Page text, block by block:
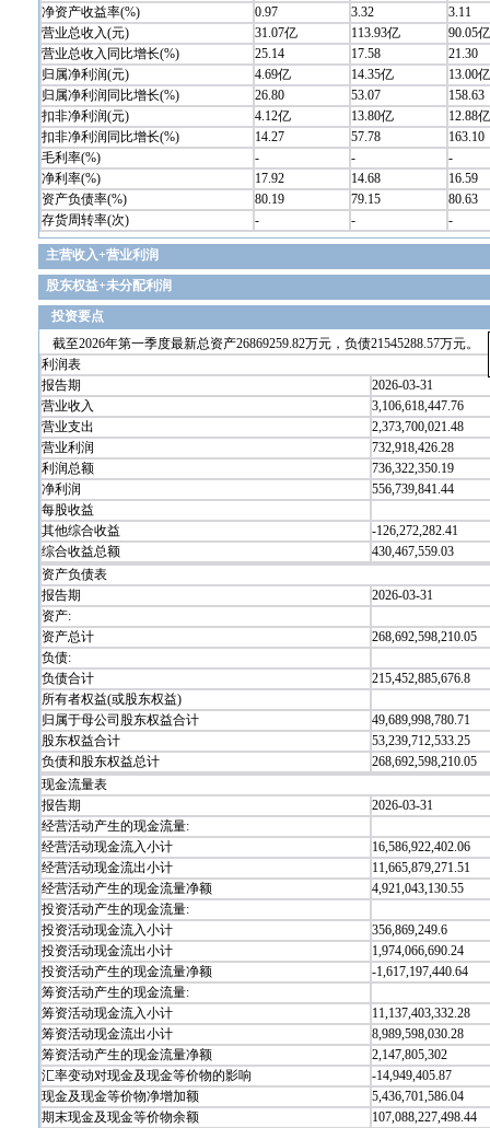
净资产收益率(%)
0.97 3.32
3.11
营业总收入(元)
31.07亿 113.93亿
90.05亿
营业总收入同比增长(%)
25.14 17.58
21.30
归属净利润(元)
4.69亿 14.35亿
13.00亿
归属净利润同比增长(%)
26.80 53.07
158.63
扣非净利润(元)
4.12亿 13.80亿
12.88亿
扣非净利润同比增长(%)
14.27 57.78
163.10
毛利率(%)
- -
-
净利率(%)
17.92 14.68
16.59
资产负债率(%)
80.19 79.15
80.63
存货周转率(次)
- - -
主营收入+营业利润
股东权益+未分配利润
投资要点
截至2026年第一季度最新总资产26869259.82万元，负债21545288.57万元。
利润表
报告期
2026-03-31
营业收入
3,106,618,447.76
营业支出
2,373,700,021.48
营业利润
732,918,426.28
利润总额
736,322,350.19
净利润
556,739,841.44
每股收益
其他综合收益
-126,272,282.41
综合收益总额
430,467,559.03
资产负债表
报告期
2026-03-31
资产:
资产总计
268,692,598,210.05
负债:
负债合计
215,452,885,676.8
所有者权益(或股东权益)
归属于母公司股东权益合计
49,689,998,780.71
股东权益合计
53,239,712,533.25
负债和股东权益总计
268,692,598,210.05
现金流量表
报告期
2026-03-31
经营活动产生的现金流量:
经营活动现金流入小计
16,586,922,402.06
经营活动现金流出小计
11,665,879,271.51
经营活动产生的现金流量净额
4,921,043,130.55
投资活动产生的现金流量:
投资活动现金流入小计
356,869,249.6
投资活动现金流出小计
1,974,066,690.24
投资活动产生的现金流量净额
-1,617,197,440.64
筹资活动产生的现金流量:
筹资活动现金流入小计
11,137,403,332.28
筹资活动现金流出小计
8,989,598,030.28
筹资活动产生的现金流量净额
2,147,805,302
汇率变动对现金及现金等价物的影响
-14,949,405.87
现金及现金等价物净增加额
5,436,701,586.04
期末现金及现金等价物余额
107,088,227,498.44